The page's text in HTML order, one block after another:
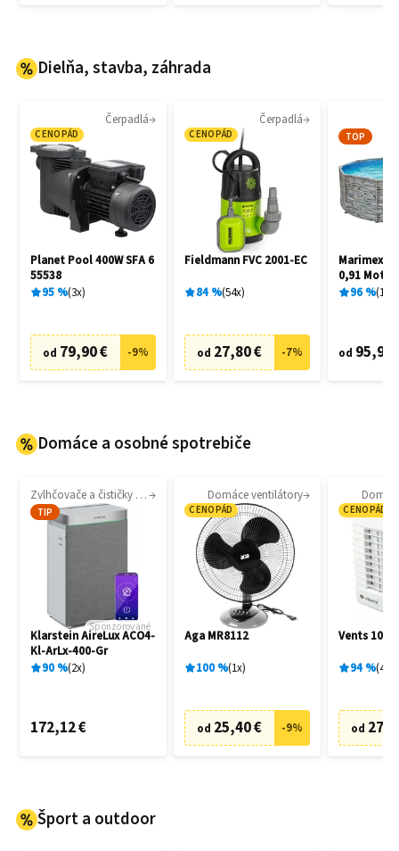
Dielňa, stavba, záhrada
Čerpadlá
CENOPÁD
Planet Pool 400W SFA 6
55538
95% 3x
od 79,90 € -9%
Čerpadlá
CENOPÁD
Fieldmann FVC 2001-EC
84% 54x
od 27,80 € -7%
TOP
Marimex
0,91 Motív
10340245
96% 15
od 95,90
Domáce a osobné spotrebiče
Zvlhčovače a čističky vzduchu
TIP
Sponzorované
Klarstein AireLux ACO4-
Kl-ArLx-400-Gr
90% 2x
172,12 €
Domáce ventilátory
CENOPÁD
Aga MR8112
100% 1x
od 25,40 € -9%
CENOPÁD
Vents 100
94% 4
od
Šport a outdoor